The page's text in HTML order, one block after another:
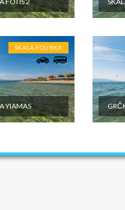
objektu.
SKALA FOURKA
YIAMAS